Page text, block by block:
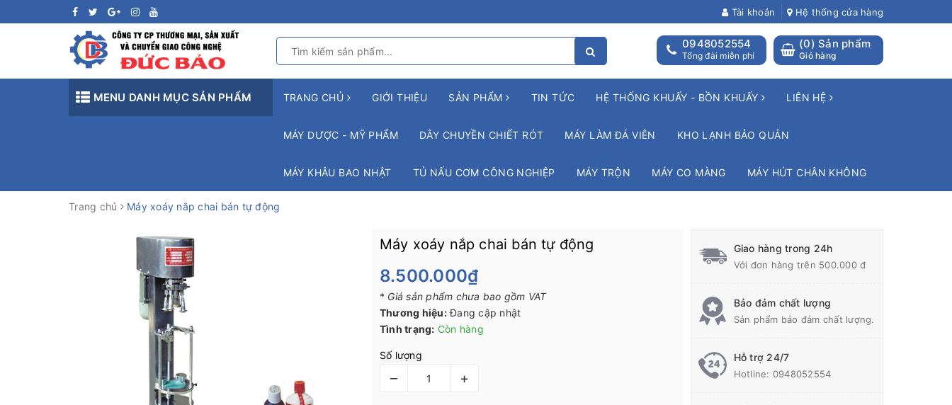
Tài khoản Hệ thống cửa hàng
(0) Sản phẩm
Giỏ hàng
0948052554
Tổng đài miễn phí
MENU DANH MỤC SẢN PHẨM TRANG CHỦ GIỚI THIỆU SẢN PHẨM TIN TỨC HỆ THỐNG KHUẤY - BỒN KHUẤY LIÊN HỆ
MÁY DƯỢC - MỸ PHẨM DÂY CHUYỀN CHIẾT RÓT MÁY LÀM ĐÁ VIÊN KHO LẠNH BẢO QUẢN
MÁY KHÂU BAO NHẬT TỦ NẤU CƠM CÔNG NGHIỆP MÁY TRỘN MÁY CO MÀNG MÁY HÚT CHÂN KHÔNG
Trang chủ Máy xoáy nắp chai bán tự động
Máy xoáy nắp chai bán tự động
8.500.000₫
* Giá sản phẩm chưa bao gồm VAT
Thương hiệu: Đang cập nhật
Tình trạng: Còn hàng
Số lượng
– +
Giao hàng trong 24h
Với đơn hàng trên 500.000 đ
Bảo đảm chất lượng
Sản phẩm bảo đảm chất lượng.
Hỗ trợ 24/7
Hotline: 0948052554